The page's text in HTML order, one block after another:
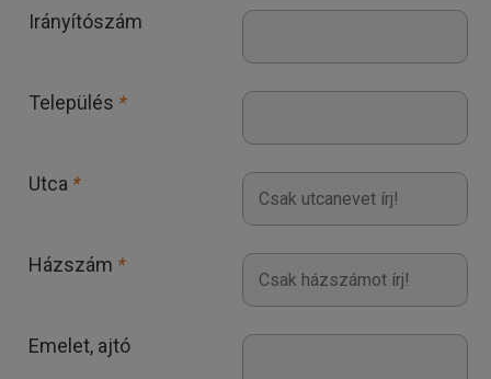
Irányítószám
Település *
Utca *
Házszám *
Emelet, ajtó